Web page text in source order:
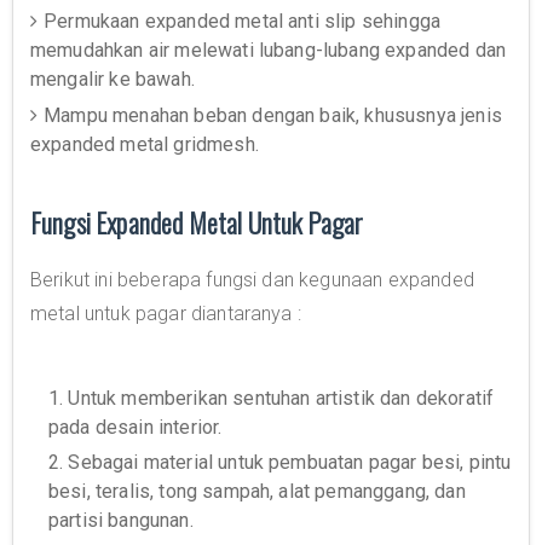
Permukaan expanded metal anti slip sehingga
memudahkan air melewati lubang-lubang expanded dan
mengalir ke bawah.
Mampu menahan beban dengan baik, khususnya jenis
expanded metal gridmesh.
Fungsi Expanded Metal Untuk Pagar
Berikut ini beberapa fungsi dan kegunaan expanded
metal untuk pagar diantaranya :
1. Untuk memberikan sentuhan artistik dan dekoratif
pada desain interior.
2. Sebagai material untuk pembuatan pagar besi, pintu
besi, teralis, tong sampah, alat pemanggang, dan
partisi bangunan.